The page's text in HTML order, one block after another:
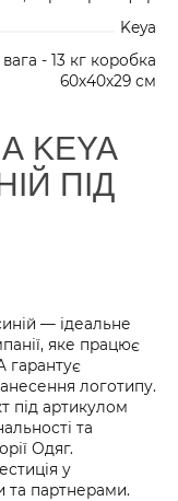
0
Keya
- 13 кг коробка
60х40х29 см
KEYA
ПІД
— ідеальне
яке працює
гарантує
логотипу.
під артикулом
та
Одяг.
у
та партнерами.